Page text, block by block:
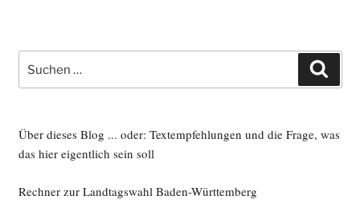
nach:
Über dieses Blog ... oder: Textempfehlungen und die Frage, was
das hier eigentlich sein soll
Rechner zur Landtagswahl Baden-Württemberg